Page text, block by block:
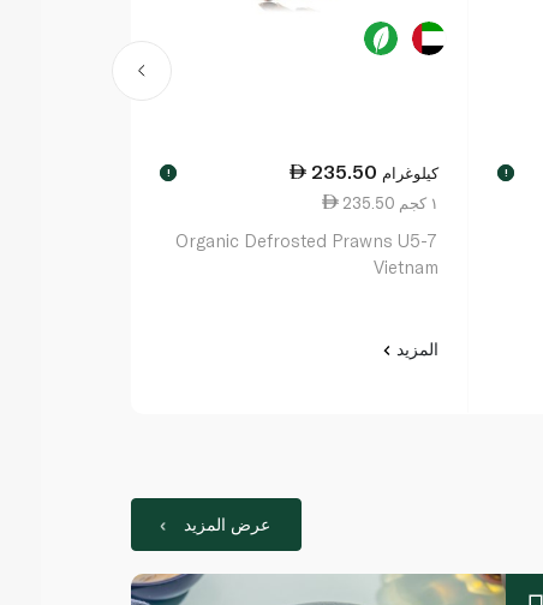
!
235.50 كيلوغرام !
235.50 ١ كجم
Organic Defrosted Prawns U5-7
Vietnam
المزيد
عرض المزيد